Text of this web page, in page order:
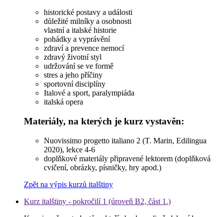
historické postavy a události
důležité milníky a osobnosti
vlastní a italské historie
pohádky a vyprávění
zdraví a prevence nemocí
zdravý životní styl
udržování se ve formě
stres a jeho příčiny
sportovní disciplíny
Italové a sport, paralympiáda
italská opera
Materiály, na kterých je kurz vystavěn:
Nuovissimo progetto italiano 2 (T. Marin, Edilingua
2020), lekce 4-6
doplňkové materiály připravené lektorem (doplňková
cvičení, obrázky, písničky, hry apod.)
Zpět na výpis kurzů italštiny
Kurz italštiny - pokročilí 1 (úroveň B2, část 1.)